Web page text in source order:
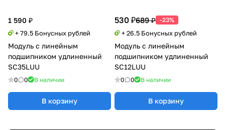
1 590 ₽
+ 79.5 Бонусных рублей
Модуль с линейным
подшипником удлиненный
SC35LUU
0 0 В наличии
В корзину
530 ₽689 ₽ -23%
+ 26.5 Бонусных рублей
Модуль с линейным
подшипником удлиненный
SC12LUU
0 0 В наличии
В корзину